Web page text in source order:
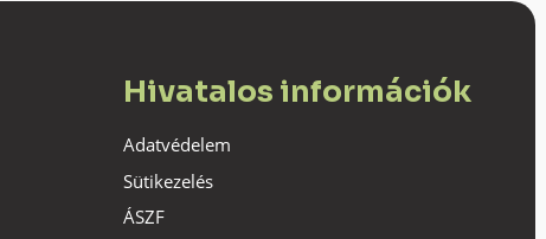
Hivatalos információk
Adatvédelem
Sütikezelés
ÁSZF